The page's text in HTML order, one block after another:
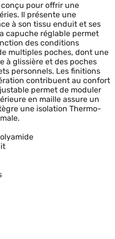
pour offrir une
Il présente une
à son tissu enduit et ses
capuche réglable permet
des conditions
multiples poches, dont une
à glissière et des poches
personnels. Les finitions
contribuent au confort
permet de moduler
en maille assure un
une isolation Thermo-